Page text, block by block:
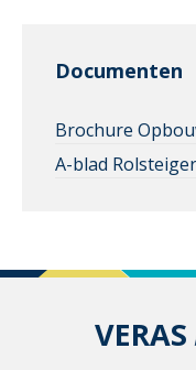
Documenten
Brochure
A-blad
VERAS